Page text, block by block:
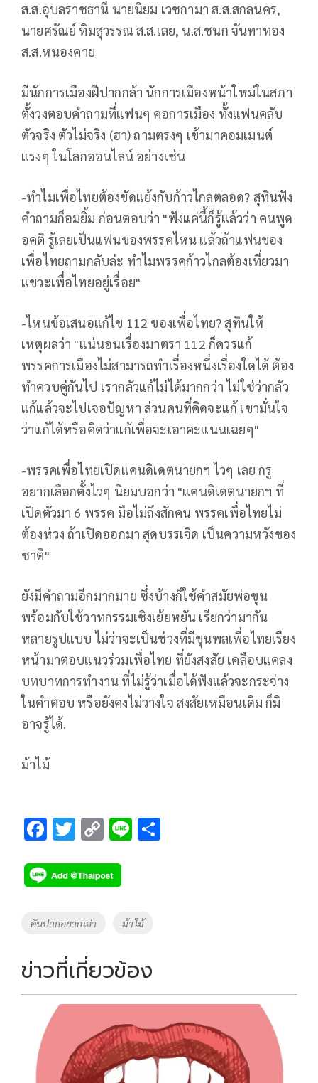
ส.ส.อุบลราชธานี นายนิยม เวชกามา ส.ส.สกลนคร,
นายศรัณย์ ทิมสุวรรณ ส.ส.เลย, น.ส.ชนก จันทาทอง
ส.ส.หนองคาย
มีนักการเมืองฝีปากกล้า นักการเมืองหน้าใหม่ในสภา
ตั้งวงตอบคำถามที่แฟนๆ คอการเมือง ทั้งแฟนคลับ
ตัวจริง ตัวไม่จริง (ฮา) ถามตรงๆ เข้ามาคอมเมนต์
แรงๆ ในโลกออนไลน์ อย่างเช่น
-ทำไมเพื่อไทยต้องขัดแย้งกับก้าวไกลตลอด? สุทินฟัง
คำถามก็อมยิ้ม ก่อนตอบว่า "ฟังแค่นี้ก็รู้แล้วว่า คนพูด
อคติ รู้เลยเป็นแฟนของพรรคไหน แล้วถ้าแฟนของ
เพื่อไทยถามกลับล่ะ ทำไมพรรคก้าวไกลต้องเที่ยวมา
แขวะเพื่อไทยอยู่เรื่อย"
-ไหนข้อเสนอแก้ไข 112 ของเพื่อไทย? สุทินให้
เหตุผลว่า "แน่นอนเรื่องมาตรา 112 ก็ควรแก้
พรรคการเมืองไม่สามารถทำเรื่องหนึ่งเรื่องใดได้ ต้อง
ทำควบคู่กันไป เรากลัวแก้ไม่ได้มากกว่า ไม่ใช่ว่ากลัว
แก้แล้วจะไปเจอปัญหา ส่วนคนที่คิดจะแก้ เขามั่นใจ
ว่าแก้ได้หรือคิดว่าแก้เพื่อจะเอาคะแนนเฉยๆ"
-พรรคเพื่อไทยเปิดแคนดิเดตนายกฯ ไวๆ เลย กรู
อยากเลือกตั้งไวๆ นิยมบอกว่า "แคนดิเดตนายกฯ ที่
เปิดตัวมา 6 พรรค มือไม่ถึงสักคน พรรคเพื่อไทยไม่
ต้องห่วง ถ้าเปิดออกมา สุดบรรเจิด เป็นความหวังของ
ชาติ"
ยังมีคำถามอีกมากมาย ซึ่งบ้างก็ใช้คำสมัยพ่อขุน
พร้อมกับใช้วาทกรรมเชิงเย้ยหยัน เรียกว่ามากัน
หลายรูปแบบ ไม่ว่าจะเป็นช่วงที่มีขุนพลเพื่อไทยเรียง
หน้ามาตอบแนวร่วมเพื่อไทย ที่ยังสงสัย เคลือบแคลง
บทบาทการทำงาน ที่ไม่รู้ว่าเมื่อได้ฟังแล้วจะกระจ่าง
ในคำตอบ หรือยังคงไม่วางใจ สงสัยเหมือนเดิม ก็มิ
อาจรู้ได้.
ม้าไม้
F
e
b
o
k
T
tt
er
C
p
y
Li
k
Li
Tags
คันปากอยากเล่า ม้าไม้
ข่าวที่เกี่ยวข้อง